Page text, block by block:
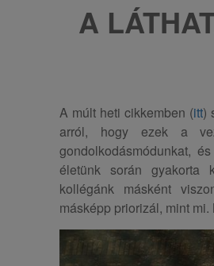
A
A múlt heti cikkemben (itt)
arról, hogy ezek a
gondolkodásmódunkat,
életünk során gyakorta
kollégánk másként
másképp priorizál, mint